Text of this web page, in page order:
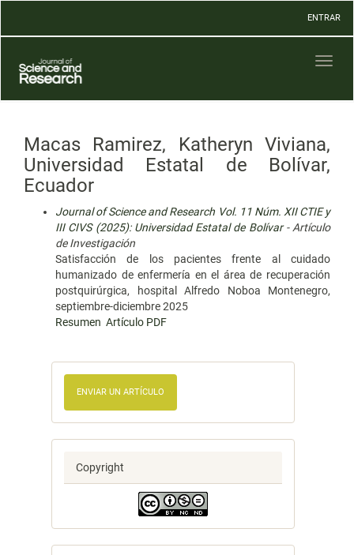
Contenido
Barra
lateral
ENTRAR
Macas Ramirez, Katheryn Viviana,
Universidad Estatal de Bolívar,
Ecuador
Journal of Science and Research Vol. 11 Núm. XII CTIE y
III CIVS (2025): Universidad Estatal de Bolívar- Artículo
de Investigación
Satisfacción de los pacientes frente al cuidado
humanizado de enfermería en el área de recuperación
postquirúrgica, hospital Alfredo Noboa Montenegro,
septiembre-diciembre 2025
Resumen Artículo PDF
ENVIAR UN ARTÍCULO
Copyright